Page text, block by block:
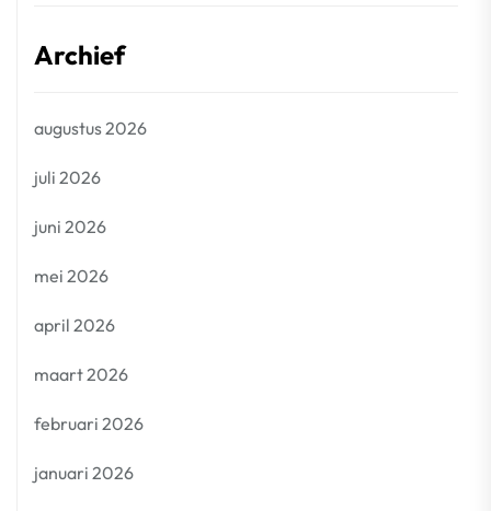
Archief
augustus 2026
juli 2026
juni 2026
mei 2026
april 2026
maart 2026
februari 2026
januari 2026